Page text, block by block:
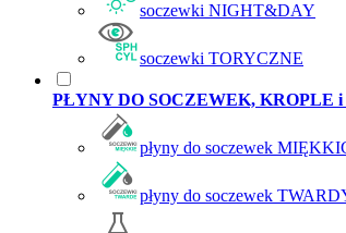
soczewki NIGHT&DAY
soczewki TORYCZNE
PŁYNY DO SOCZEWEK, KROPLE
płyny do soczewek
płyny do soczewek